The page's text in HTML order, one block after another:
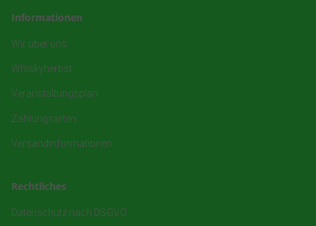
Informationen
Wir über uns
Whiskyherbst
Veranstaltungsplan
Zahlungsarten
Versandinformationen
Rechtliches
Datenschutz nach DSGVO